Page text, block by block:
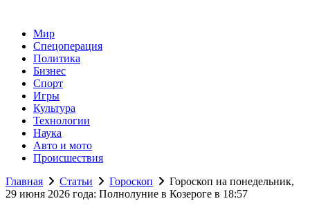
Мир
Спецоперация
Политика
Бизнес
Спорт
Игры
Культура
Технологии
Наука
Авто и мото
Происшествия
Главная
Статьи Гороскоп
Гороскоп на понедельник,
29 июня 2026 года: Полнолуние в Козероге в 18:57